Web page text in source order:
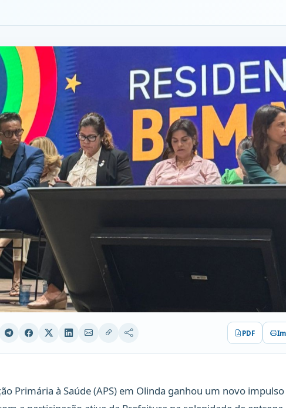
PDF
Primária à Saúde (APS) em Olinda ganhou um novo impulso